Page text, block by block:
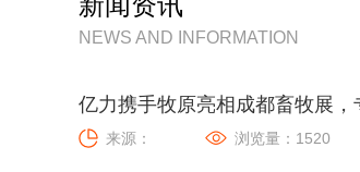
NEWS AND INFORMATION
亿力携手牧原亮相成都畜牧展
来源： 浏览量：1520